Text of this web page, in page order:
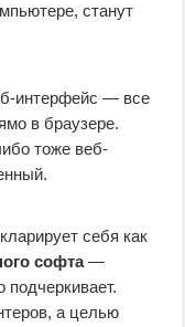
станут
интерфейс — все
в браузере.
тоже веб-
себя как
софта—
подчеркивает.
а целью